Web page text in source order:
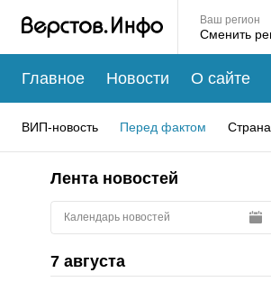
Ваш регион
Главное Новости О сайте
ВИП-новость Перед фактом
Лента новостей
Календарь новостей
7 августа